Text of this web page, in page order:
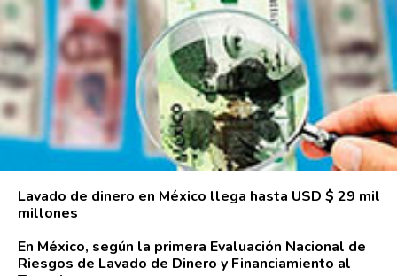
Lavado de dinero en México llega hasta USD $ 29 mil
millones
En México, según la primera Evaluación Nacional de
Riesgos de Lavado de Dinero y Financiamiento al